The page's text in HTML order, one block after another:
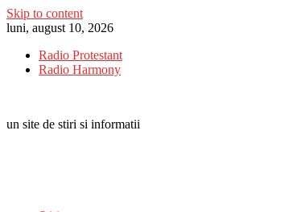
Skip to content
luni, august 10, 2026
Radio Protestant
Radio Harmony
un site de stiri si informatii